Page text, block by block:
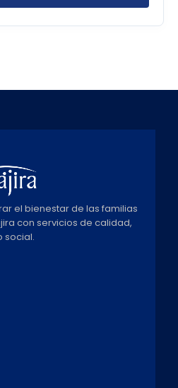
el bienestar de las familias
con servicios de calidad,
social.